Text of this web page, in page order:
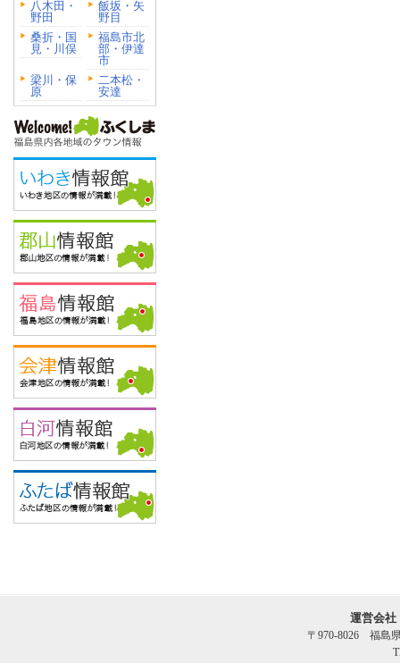
八木田・
野田
飯坂・矢
野目
桑折・国
見・川俣
福島市北
部・伊達
市
梁川・保
原
二本松・
安達
運営会
〒970-8026 福島